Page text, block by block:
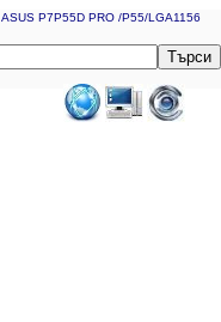
ASUS P7P55D PRO /P55/LGA1156
Търси